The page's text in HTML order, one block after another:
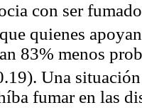
con ser
quienes
83% menos
Una
fumar en las